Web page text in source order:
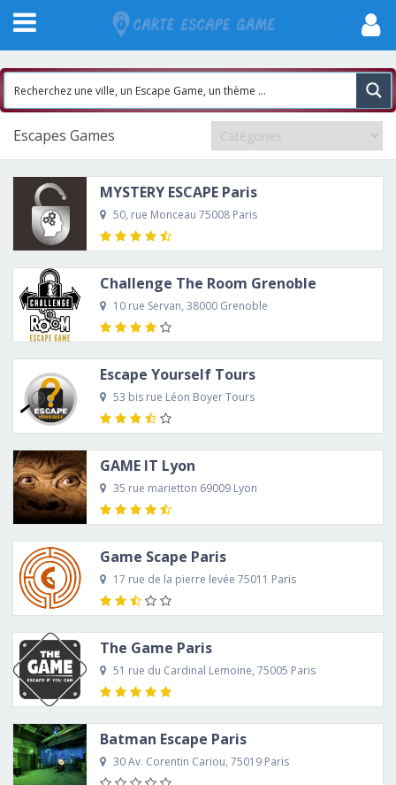
Escapes Games
MYSTERY ESCAPE Paris
50, rue Monceau 75008 Paris
Challenge The Room Grenoble
10 rue Servan, 38000 Grenoble
Escape Yourself Tours
53 bis rue Léon Boyer Tours
GAME IT Lyon
35 rue marietton 69009 Lyon
Game Scape Paris
17 rue de la pierre levée 75011 Paris
The Game Paris
51 rue du Cardinal Lemoine, 75005 Paris
Batman Escape Paris
30 Av. Corentin Cariou, 75019 Paris